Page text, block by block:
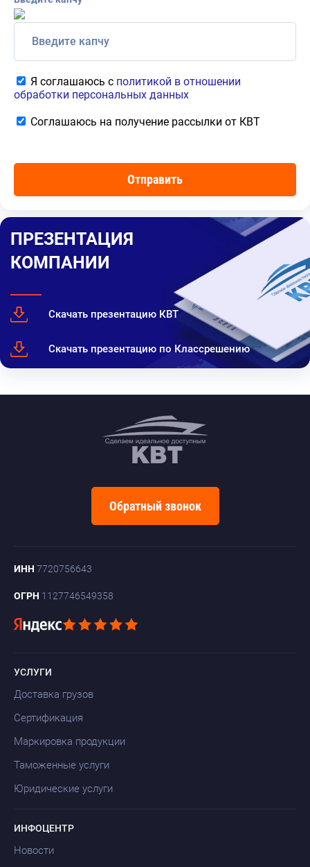
Я соглашаюсь с политикой в отношении
обработки персональных данных
Соглашаюсь на получение рассылки от КВТ
ПРЕЗЕНТАЦИЯ
КОМПАНИИ
Скачать презентацию КВТ
Скачать презентацию по Классрешению
Обратный звонок
ИНН 7720756643
ОГРН 1127746549358
УСЛУГИ
Доставка грузов
Сертификация
Маркировка продукции
Таможенные услуги
Юридические услуги
ИНФОЦЕНТР
Новости